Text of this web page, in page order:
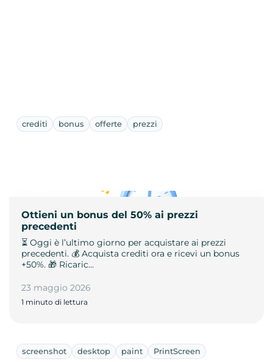
crediti bonus offerte prezzi
Ottieni un bonus del 50% ai prezzi
precedenti
⏳ Oggi è l’ultimo giorno per acquistare ai prezzi
precedenti. 💰 Acquista crediti ora e ricevi un bonus
+50%. 🎁 Ricaric…
23 maggio 2026
1 minuto di lettura
screenshot desktop paint PrintScreen